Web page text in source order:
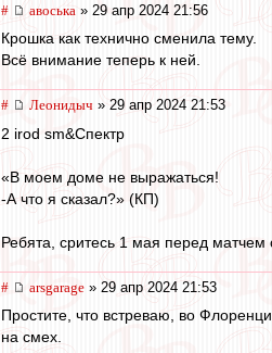
# авоська » 29 апр 2024 21:56
Крошка как технично сменила тему.
Всё внимание теперь к ней.
# Леонидыч » 29 апр 2024 21:53
2 irod sm&Спектр
«В моем доме не выражаться!
-А что я сказал?» (КП)
Ребята, сритесь 1 мая перед матчем
# arsgarage » 29 апр 2024 21:53
Простите, что встреваю, во
на смех.